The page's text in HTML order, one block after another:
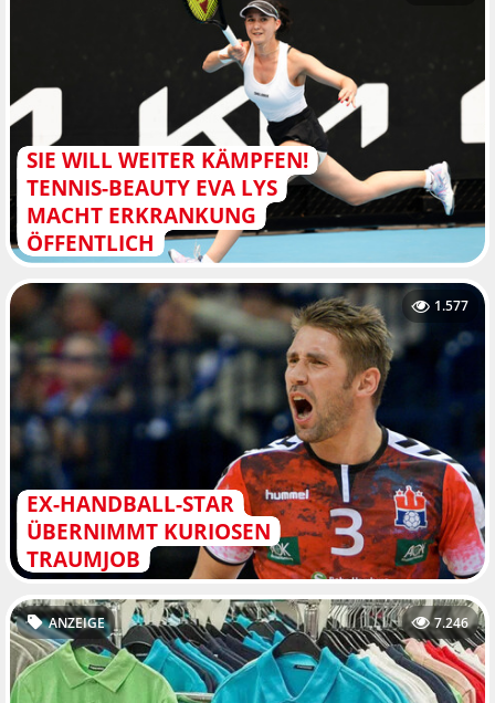
SIE WILL WEITER KÄMPFEN!
TENNIS-BEAUTY EVA LYS
MACHT ERKRANKUNG
ÖFFENTLICH
EX-HANDBALL-STAR
ÜBERNIMMT KURIOSEN
TRAUMJOB
1.577
ANZEIGE 7.246